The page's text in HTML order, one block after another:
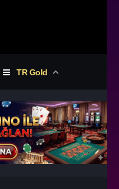
TR Gold